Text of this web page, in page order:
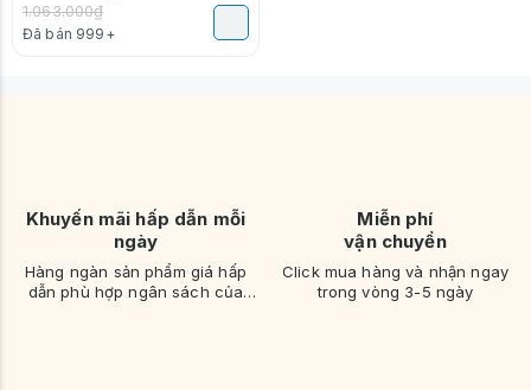
1.063.000₫
Đã bán 999+
Khuyến mãi hấp dẫn mỗi
ngày
Hàng ngàn sản phẩm giá hấp
dẫn phù hợp ngân sách của
Miễn phí
vận chuyển
Click mua hàng và nhận ngay
trong vòng 3-5 ngày